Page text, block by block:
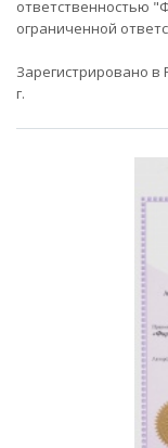
ответственностью
ограниченной
Зарегистрировано в
г.